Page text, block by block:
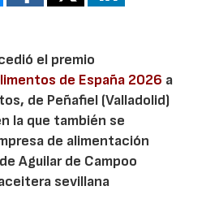
el premio
de España 2026 a
de Peñafiel (Valladolid)
la que también se
de alimentación
Aguilar de Campoo
sevillana